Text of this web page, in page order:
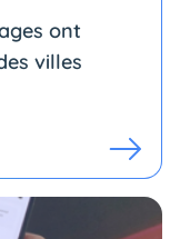
ont
villes